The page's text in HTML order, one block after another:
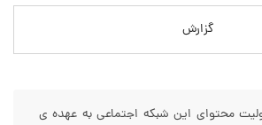
گزارش
محتوای این شبکه اجتماعی به عهده ی